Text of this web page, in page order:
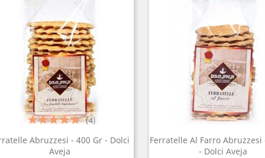
Abruzzesi - 400 Gr - Dolci
Aveja
(4)
Anteprima
Ferratelle Al Farro Abruzzesi
- Dolci Aveja
Anteprima